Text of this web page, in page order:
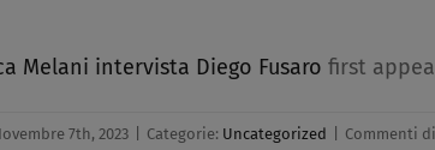
Melani intervista Diego Fusaro first
7th, 2023 Categorie: Uncategorized Commenti